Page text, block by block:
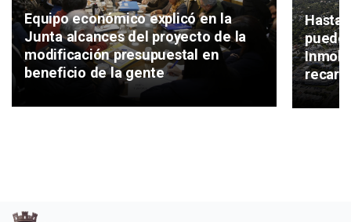
Equipo económico explicó en la
Junta alcances del proyecto de la
modificación presupuestal en
beneficio de la gente
Hasta
puede